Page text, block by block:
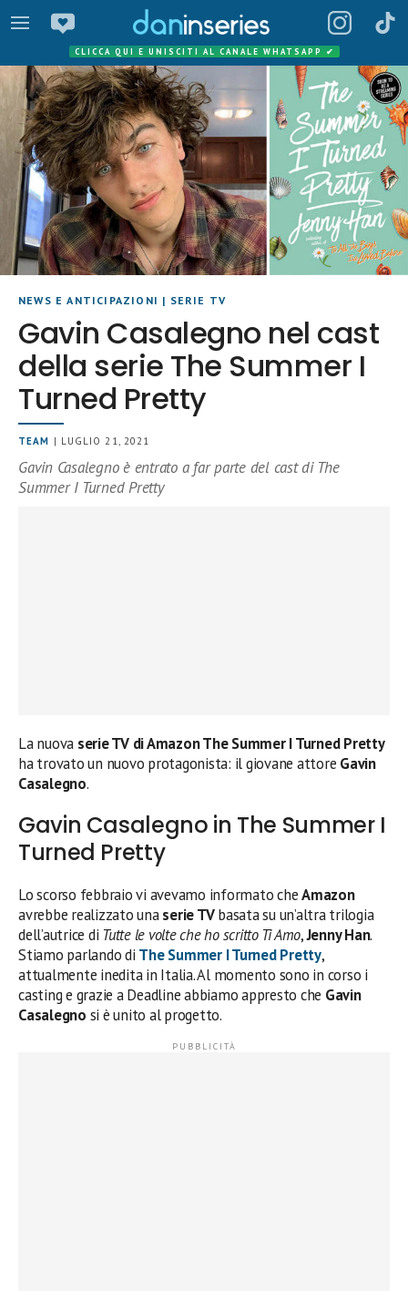
CLICCA QUI E UNISCITI AL CANALE WHATSAPP ✔
NEWS E ANTICIPAZIONI | SERIE TV
Gavin Casalegno nel cast
della serie The Summer I
Turned Pretty
TEAM | LUGLIO 21, 2021
Gavin Casalegno è entrato a far parte del cast di The
Summer I Turned Pretty
La nuova serie TV di Amazon The Summer I Turned Pretty
ha trovato un nuovo protagonista: il giovane attore Gavin
Casalegno.
Gavin Casalegno in The Summer I
Turned Pretty
Lo scorso febbraio vi avevamo informato cheAmazon
avrebbe realizzato unaserie TVbasata su un’altra trilogia
dell’autrice di Tutte le volte che ho scritto Ti Amo,Jenny Han.
Stiamo parlando di The Summer I Turned Pretty,
attualmente inedita in Italia. Al momento sono in corso i
casting e grazie a Deadline abbiamo appresto che Gavin
Casalegno si è unito al progetto.